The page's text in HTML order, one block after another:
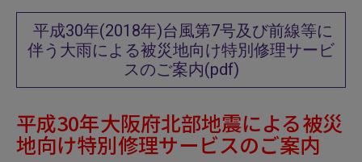
平成30年(2018年)台風第7号及び前線等に
伴う大雨による被災地向け特別修理サービ
スのご案内(pdf)
平成30年大阪府北部地震による被災
地向け特別修理サービスのご案内